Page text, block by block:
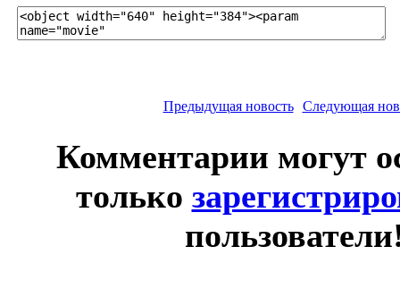
Предыдущая новость Следующая
Комментарии могут
только